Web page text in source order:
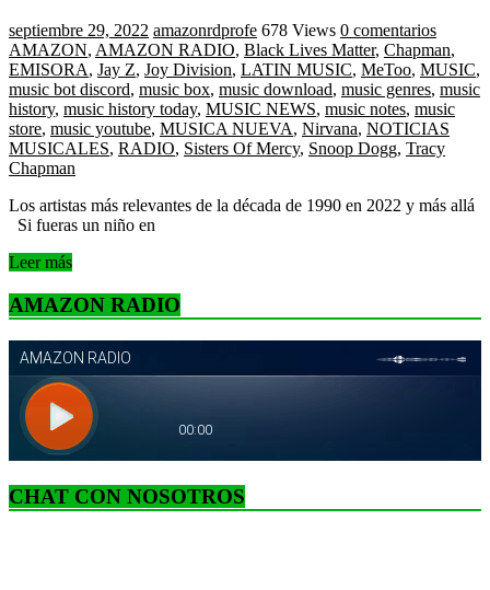
septiembre 29, 2022 amazonrdprofe 678 Views 0 comentarios
AMAZON, AMAZON RADIO, Black Lives Matter, Chapman,
EMISORA, Jay Z, Joy Division, LATIN MUSIC, MeToo, MUSIC,
music bot discord, music box, music download, music genres, music
history, music history today, MUSIC NEWS, music notes, music
store, music youtube, MUSICA NUEVA, Nirvana, NOTICIAS
MUSICALES, RADIO, Sisters Of Mercy, Snoop Dogg, Tracy
Chapman
Los artistas más relevantes de la década de 1990 en 2022 y más allá
Si fueras un niño en
Leer más
AMAZON RADIO
CHAT CON NOSOTROS